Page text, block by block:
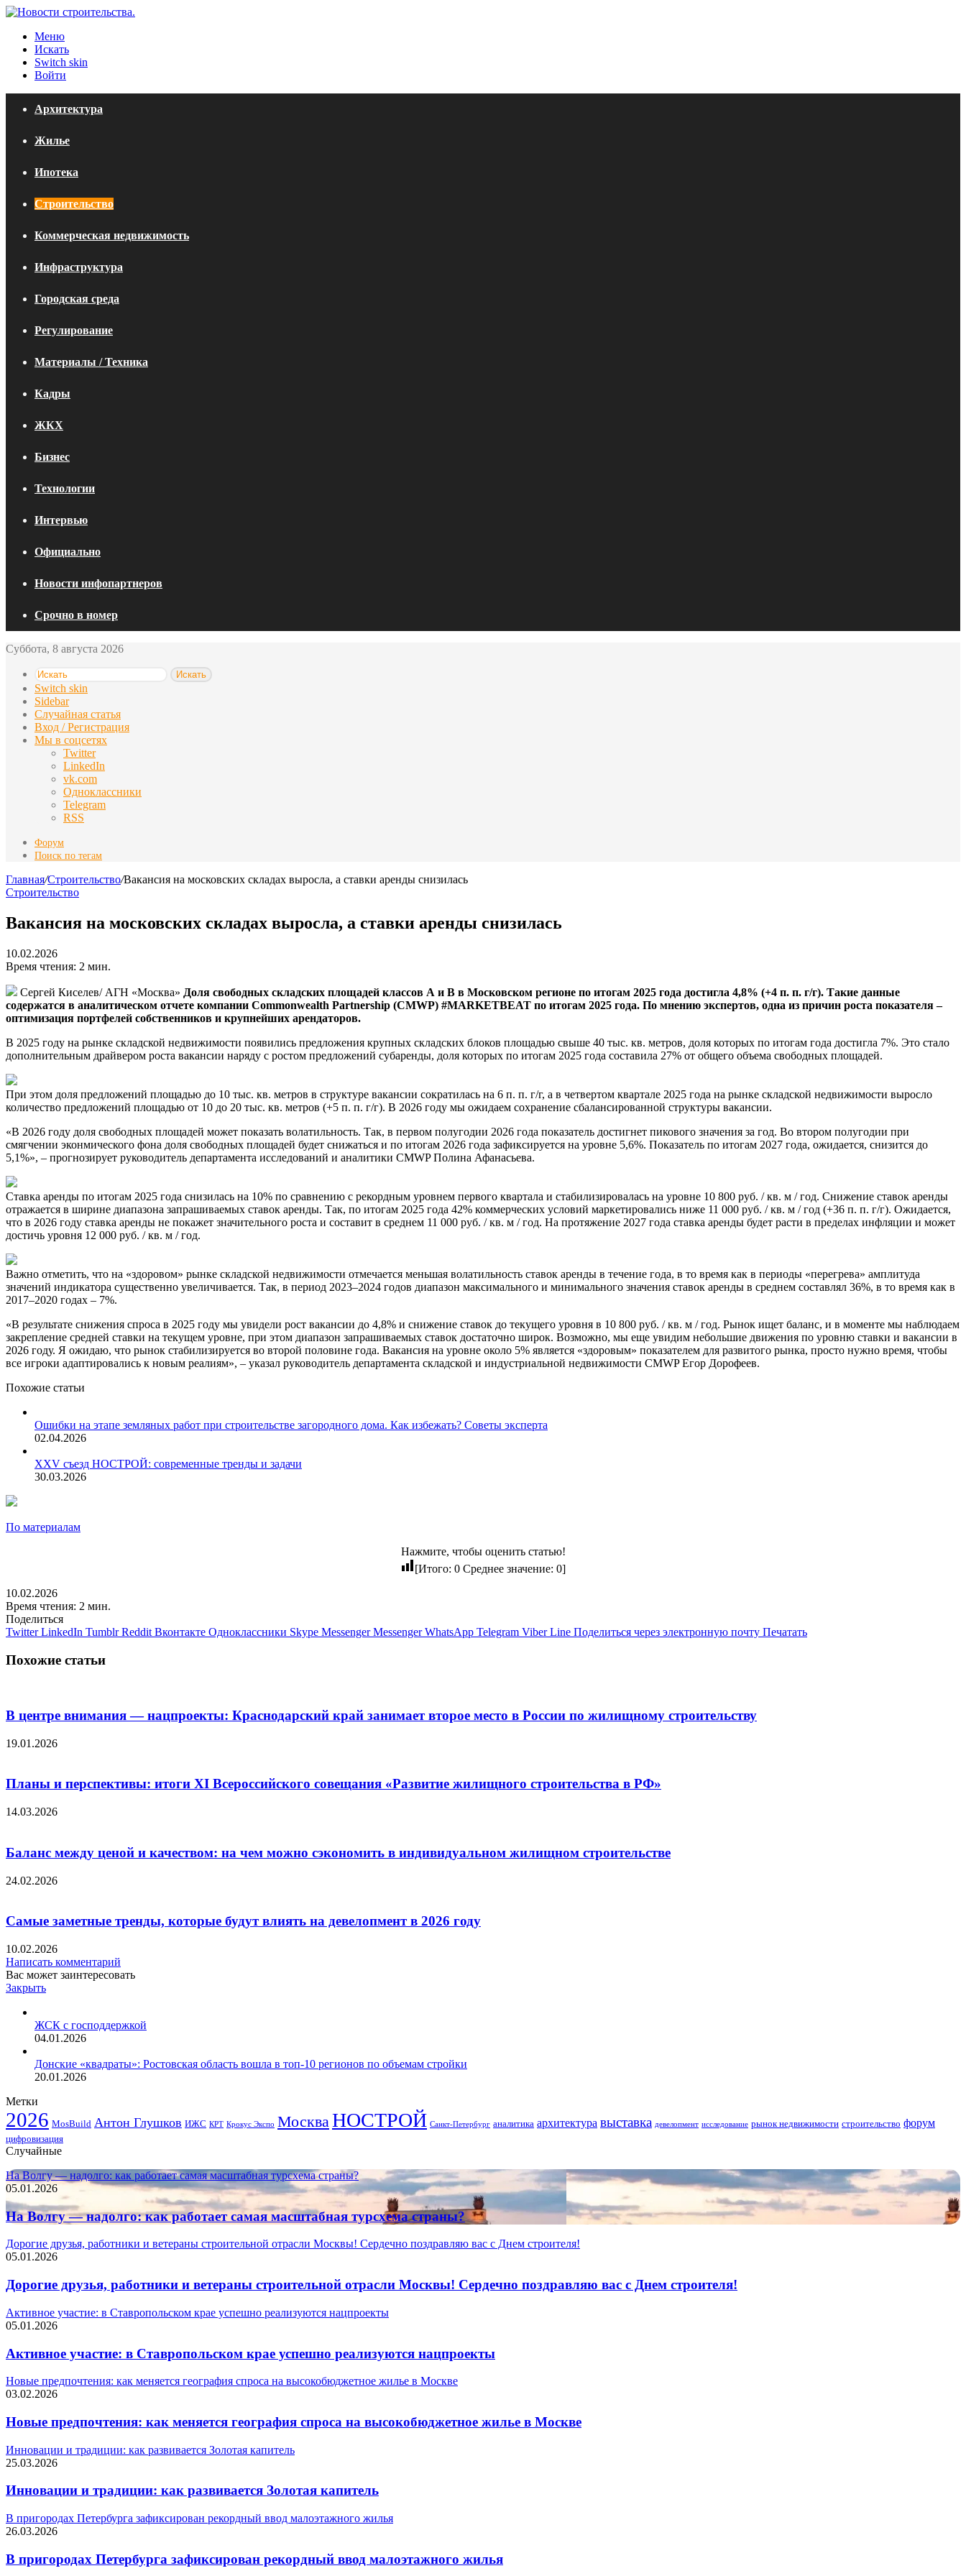
Меню
Искать
Switch skin
Войти
Архитектура
Жилье
Ипотека
Строительство
Коммерческая недвижимость
Инфраструктура
Городская среда
Регулирование
Материалы / Техника
Кадры
ЖКХ
Бизнес
Технологии
Интервью
Официально
Новости инфопартнеров
Срочно в номер
Суббота, 8 августа 2026
Искать
Switch skin
Sidebar
Случайная статья
Вход / Регистрация
Мы в соцсетях
Twitter
LinkedIn
vk.com
Одноклассники
Telegram
RSS
Форум
Поиск по тегам
Главная/Строительство/Вакансия на московских складах выросла, а ставки аренды снизилась
Строительство
Вакансия на московских складах выросла, а ставки аренды снизилась
10.02.2026
Время чтения: 2 мин.
Сергей Киселев/ АГН «Москва» Доля свободных складских площадей классов А и В в Московском регионе по итогам 2025 года достигла 4,8% (+4 п. п. г/г). Такие данные
содержатся в аналитическом отчете компании Commonwealth Partnership (CMWP) #MARKETBEAT по итогам 2025 года. По мнению экспертов, одна из причин роста показателя –
оптимизация портфелей собственников и крупнейших арендаторов.
В 2025 году на рынке складской недвижимости появились предложения крупных складских блоков площадью свыше 40 тыс. кв. метров, доля которых по итогам года достигла 7%. Это стало
дополнительным драйвером роста вакансии наряду с ростом предложений субаренды, доля которых по итогам 2025 года составила 27% от общего объема свободных площадей.
При этом доля предложений площадью до 10 тыс. кв. метров в структуре вакансии сократилась на 6 п. п. г/г, а в четвертом квартале 2025 года на рынке складской недвижимости выросло
количество предложений площадью от 10 до 20 тыс. кв. метров (+5 п. п. г/г). В 2026 году мы ожидаем сохранение сбалансированной структуры вакансии.
«В 2026 году доля свободных площадей может показать волатильность. Так, в первом полугодии 2026 года показатель достигнет пикового значения за год. Во втором полугодии при
смягчении эконмического фона доля свободных площадей будет снижаться и по итогам 2026 года зафиксируется на уровне 5,6%. Показатель по итогам 2027 года, ожидается, снизится до
5,1%», – прогнозирует руководитель департамента исследований и аналитики CMWP Полина Афанасьева.
Ставка аренды по итогам 2025 года снизилась на 10% по сравнению с рекордным уровнем первого квартала и стабилизировалась на уровне 10 800 руб. / кв. м / год. Снижение ставок аренды
отражается в ширине диапазона запрашиваемых ставок аренды. Так, по итогам 2025 года 42% коммерческих условий маркетировались ниже 11 000 руб. / кв. м / год (+36 п. п. г/г). Ожидается,
что в 2026 году ставка аренды не покажет значительного роста и составит в среднем 11 000 руб. / кв. м / год. На протяжение 2027 года ставка аренды будет расти в пределах инфляции и может
достичь уровня 12 000 руб. / кв. м / год.
Важно отметить, что на «здоровом» рынке складской недвижимости отмечается меньшая волатильность ставок аренды в течение года, в то время как в периоды «перегрева» амплитуда
значений индикатора существенно увеличивается. Так, в период 2023–2024 годов диапазон максимального и минимального значения ставок аренды в среднем составлял 36%, в то время как в
2017–2020 годах – 7%.
«В результате снижения спроса в 2025 году мы увидели рост вакансии до 4,8% и снижение ставок до текущего уровня в 10 800 руб. / кв. м / год. Рынок ищет баланс, и в моменте мы наблюдаем
закрепление средней ставки на текущем уровне, при этом диапазон запрашиваемых ставок достаточно широк. Возможно, мы еще увидим небольшие движения по уровню ставки и вакансии в
2026 году. Я ожидаю, что рынок стабилизируется во второй половине года. Вакансия на уровне около 5% является «здоровым» показателем для развитого рынка, просто нужно время, чтобы
все игроки адаптировались к новым реалиям», – указал руководитель департамента складской и индустриальной недвижимости CMWP Егор Дорофеев.
Похожие статьи
Ошибки на этапе земляных работ при строительстве загородного дома. Как избежать? Советы эксперта
02.04.2026
XXV съезд НОСТРОЙ: современные тренды и задачи
30.03.2026
По материалам
Нажмите, чтобы оценить статью!
[Итого: 0 Среднее значение: 0]
10.02.2026
Время чтения: 2 мин.
Поделиться
Twitter LinkedIn Tumblr Reddit Вконтакте Одноклассники Skype Messenger Messenger WhatsApp Telegram Viber Line Поделиться через электронную почту Печатать
Похожие статьи
В центре внимания — нацпроекты: Краснодарский край занимает второе место в России по жилищному строительству
19.01.2026
Планы и перспективы: итоги XI Всероссийского совещания «Развитие жилищного строительства в РФ»
14.03.2026
Баланс между ценой и качеством: на чем можно сэкономить в индивидуальном жилищном строительстве
24.02.2026
Самые заметные тренды, которые будут влиять на девелопмент в 2026 году
10.02.2026
Написать комментарий
Вас может заинтересовать
Закрыть
ЖСК с господдержкой
04.01.2026
Донские «квадраты»: Ростовская область вошла в топ-10 регионов по объемам стройки
20.01.2026
Метки
2026 MosBuild Антон Глушков ИЖС КРТ Крокус Экспо МоскваНОСТРОЙ Санкт-Петербург аналитика архитектура выставка девелопмент исследование рынок недвижимости строительство форум
цифровизация
Случайные
На Волгу — надолго: как работает самая масштабная турсхема страны?
05.01.2026
На Волгу — надолго: как работает самая масштабная турсхема страны?
Дорогие друзья, работники и ветераны строительной отрасли Москвы! Сердечно поздравляю вас с Днем строителя!
05.01.2026
Дорогие друзья, работники и ветераны строительной отрасли Москвы! Сердечно поздравляю вас с Днем строителя!
Активное участие: в Ставропольском крае успешно реализуются нацпроекты
05.01.2026
Активное участие: в Ставропольском крае успешно реализуются нацпроекты
Новые предпочтения: как меняется география спроса на высокобюджетное жилье в Москве
03.02.2026
Новые предпочтения: как меняется география спроса на высокобюджетное жилье в Москве
Инновации и традиции: как развивается Золотая капитель
25.03.2026
Инновации и традиции: как развивается Золотая капитель
В пригородах Петербурга зафиксирован рекордный ввод малоэтажного жилья
26.03.2026
В пригородах Петербурга зафиксирован рекордный ввод малоэтажного жилья